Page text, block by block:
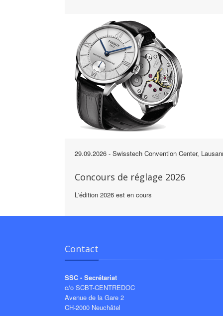
29.09.2026 - Swisstech Convention Center,
Concours de réglage 2026
L'édition 2026 est en cours
Contact
SSC - Secrétariat
c/o SCBT-CENTREDOC
Avenue de la Gare 2
CH-2000 Neuchâtel